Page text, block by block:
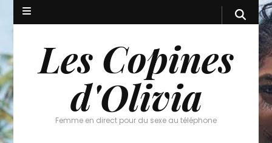
Les Copines
d'Olivia
Femme en direct pour du sexe au téléphone